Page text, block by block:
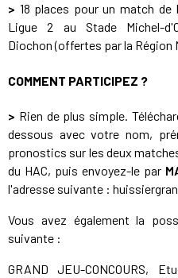
> 18 places pour un match de
Ligue 2 au Stade Michel-
Diochon (offertes par la Région
COMMENT PARTICIPEZ ?
> Rien de plus simple.
dessous avec votre nom,
pronostics sur les deux
du HAC, puis envoyez-le par
l'adresse suivante :
Vous avez également la
suivante :
GRAND JEU-CONCOURS,